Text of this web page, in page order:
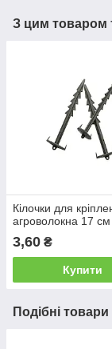
З цим товаром
Кілочки для
агроволокна 17 см
3,60 ₴
Купити
Подібні товари